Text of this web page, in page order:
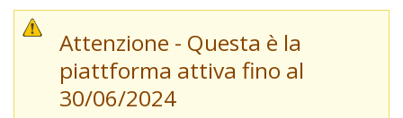
Attenzione - Questa è la
piattforma attiva fino al
30/06/2024